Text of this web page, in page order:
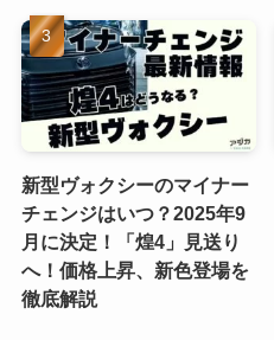
新型ヴォクシーのマイナー
チェンジはいつ？2025年9
月に決定！「煌4」見送り
へ！価格上昇、新色登場を
徹底解説